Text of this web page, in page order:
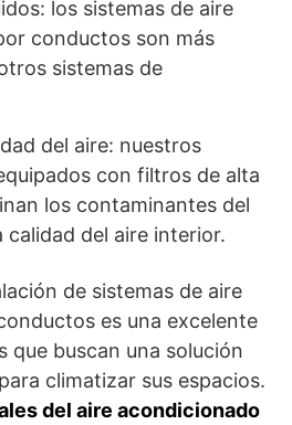
los sistemas de aire
conductos son más
sistemas de
del aire: nuestros
con filtros de alta
los contaminantes del
calidad del aire interior.
de sistemas de aire
es una excelente
que buscan una solución
climatizar sus espacios.
del aire acondicionado